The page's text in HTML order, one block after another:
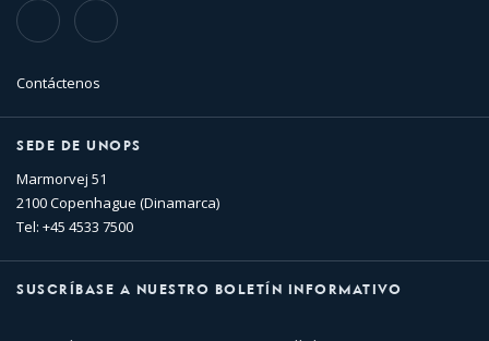
TikTok Flickr
Contáctenos
SEDE DE UNOPS
Marmorvej 51
2100 Copenhague (Dinamarca)
Tel: +45 4533 7500
SUSCRÍBASE A NUESTRO BOLETÍN INFORMATIVO